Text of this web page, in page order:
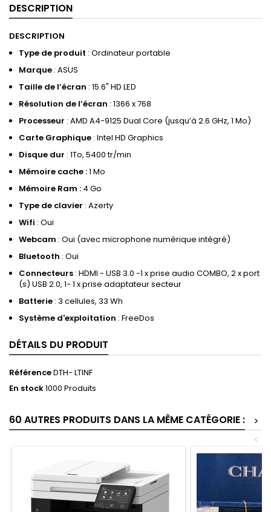
DESCRIPTION
DESCRIPTION
Type de produit : Ordinateur portable
Marque : ASUS
Taille de l’écran : 15.6" HD LED
Résolution de l’écran : 1366 x 768
Processeur : AMD A4-9125 Dual Core (jusqu’à 2.6 GHz, 1 Mo)
Carte Graphique : Intel HD Graphics
Disque dur : 1To, 5400 tr/min
Mémoire cache :1 Mo
Mémoire Ram : 4 Go
Type de clavier : Azerty
Wifi : Oui
Webcam : Oui (avec microphone numérique intégré)
Bluetooth : Oui
Connecteurs : HDMI - USB 3.0 -1 x prise audio COMBO, 2 x port
(s) USB 2.0, 1- 1 x prise adaptateur secteur
Batterie : 3 cellules, 33 Wh
Système d'exploitation : FreeDos
DÉTAILS DU PRODUIT
RéférenceDTH- LTINF
En stock1000 Produits
60 AUTRES PRODUITS DANS LA MÊME CATÉGORIE :
>
<